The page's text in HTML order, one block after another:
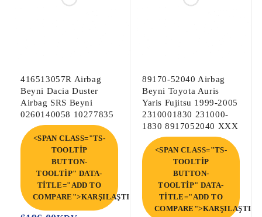
416513057R Airbag
Beyni Dacia Duster
Airbag SRS Beyni
0260140058 10277835
<SPAN CLASS="TS-
TOOLTIP
BUTTON-
TOOLTIP" DATA-
TITLE="ADD TO
COMPARE">KARŞILAŞTIR</SPAN>
89170-52040 Airbag
Beyni Toyota Auris
Yaris Fujitsu 1999-2005
2310001830 231000-
1830 8917052040 XXX
<SPAN CLASS="TS-
TOOLTIP
BUTTON-
TOOLTIP" DATA-
TITLE="ADD TO